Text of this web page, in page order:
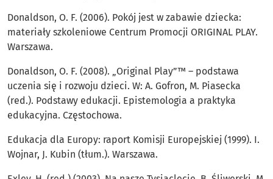
Donaldson, O. F. (2006). Pokój jest w zabawie dziecka:
materiały szkoleniowe Centrum Promocji ORIGINAL PLAY.
Warszawa.
Donaldson, O. F. (2008). „Original Play”™ – podstawa
uczenia się i rozwoju dzieci. W: A. Gofron, M. Piasecka
(red.). Podstawy edukacji. Epistemologia a praktyka
edukacyjna. Częstochowa.
Edukacja dla Europy: raport Komisji Europejskiej (1999). I.
Wojnar, J. Kubin (tłum.). Warszawa.